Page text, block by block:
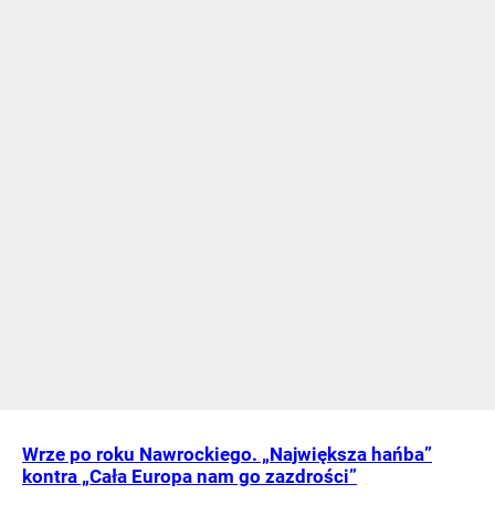
Wrze po roku Nawrockiego. „Największa hańba”
kontra „Cała Europa nam go zazdrości”